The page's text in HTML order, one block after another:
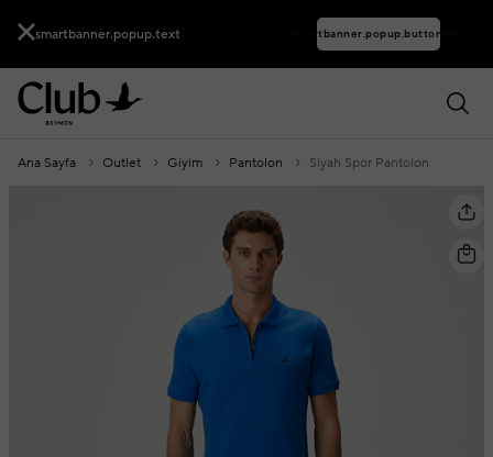
smartbanner.popup.text smartbanner.popup.buttontext
Ana Sayfa Outlet Giyim Pantolon Siyah Spor Pantolon